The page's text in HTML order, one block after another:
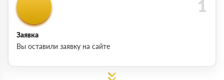
Заявка
Вы оставили заявку на сайте